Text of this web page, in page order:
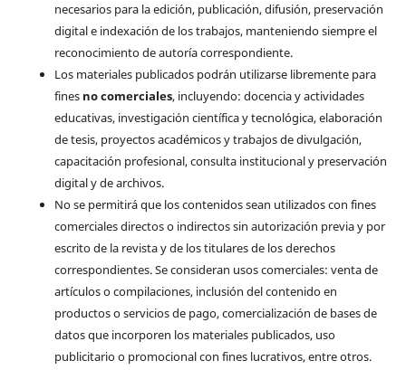
necesarios para la edición, publicación, difusión, preservación
digital e indexación de los trabajos, manteniendo siempre el
reconocimiento de autoría correspondiente.
Los materiales publicados podrán utilizarse libremente para
fines no comerciales, incluyendo: docencia y actividades
educativas, investigación científica y tecnológica, elaboración
de tesis, proyectos académicos y trabajos de divulgación,
capacitación profesional, consulta institucional y preservación
digital y de archivos.
No se permitirá que los contenidos sean utilizados con fines
comerciales directos o indirectos sin autorización previa y por
escrito de la revista y de los titulares de los derechos
correspondientes. Se consideran usos comerciales: venta de
artículos o compilaciones, inclusión del contenido en
productos o servicios de pago, comercialización de bases de
datos que incorporen los materiales publicados, uso
publicitario o promocional con fines lucrativos, entre otros.